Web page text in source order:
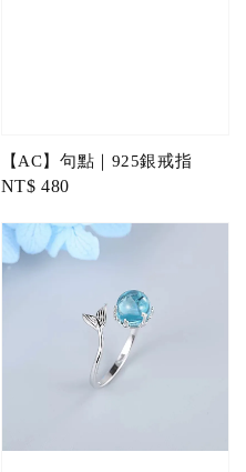
【AC】句點｜925銀戒指
Regular
NT$ 480